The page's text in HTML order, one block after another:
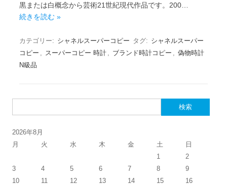
黒または白概念から芸術21世紀現代作品です。200…
続きを読む »
カテゴリー: シャネルスーパーコピー タグ: シャネルスーパー
コピー , スーパーコピー 時計 , ブランド時計コピー , 偽物時計
N級品
2026年8月
月
火 水 木 金 土 日
1
2
3
4 5 6 7 8
9
10
11 12 13 14 15
16